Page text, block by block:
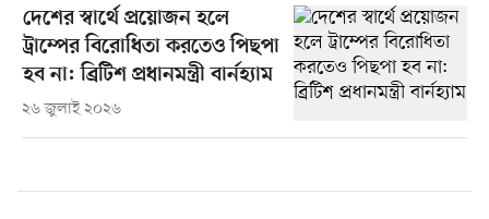
দেশের স্বার্থে প্রয়োজন হলে
ট্রাম্পের বিরোধিতা করতেও পিছপা
হব না: ব্রিটিশ প্রধানমন্ত্রী বার্নহ্যাম
২৬ জুলাই ২০২৬